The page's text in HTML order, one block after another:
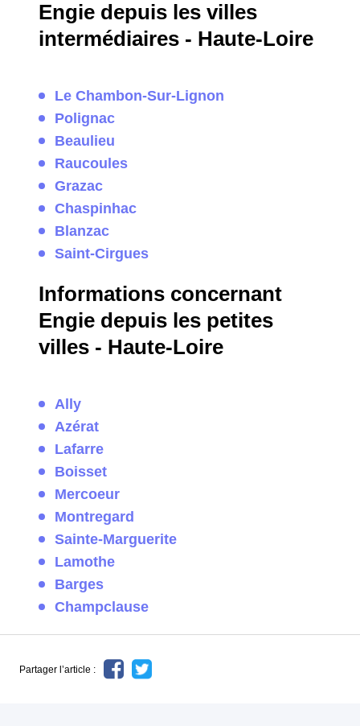
Engie depuis les villes
intermédiaires - Haute-Loire
Le Chambon-Sur-Lignon
Polignac
Beaulieu
Raucoules
Grazac
Chaspinhac
Blanzac
Saint-Cirgues
Informations concernant
Engie depuis les petites
villes - Haute-Loire
Ally
Azérat
Lafarre
Boisset
Mercoeur
Montregard
Sainte-Marguerite
Lamothe
Barges
Champclause
Partager l’article :